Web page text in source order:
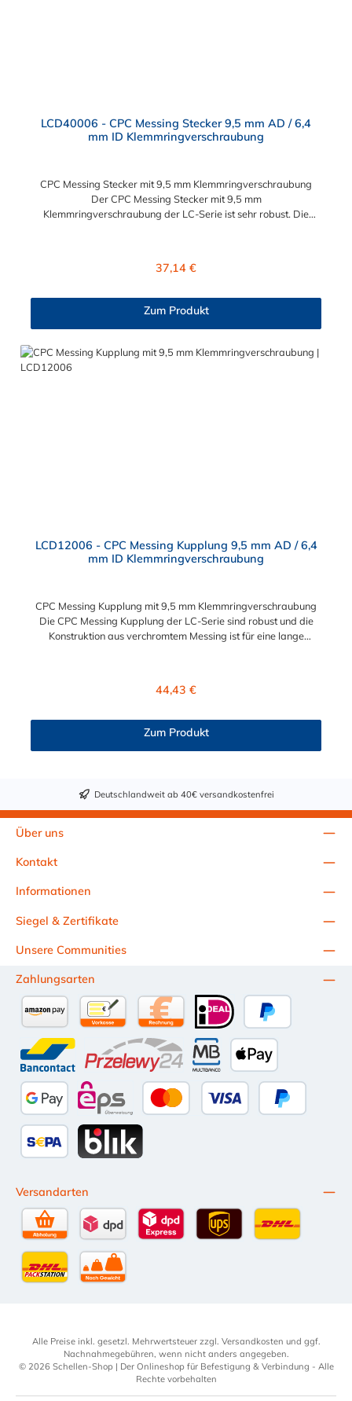
LCD40006 - CPC Messing Stecker 9,5 mm AD / 6,4
mm ID Klemmringverschraubung
CPC Messing Stecker mit 9,5 mm Klemmringverschraubung
Der CPC Messing Stecker mit 9,5 mm
Klemmringverschraubung der LC-Serie ist sehr robust. Die
ausgelegt ist. Der CPC Stecker ermöglicht ein bequemes
Stecker mit 9,5 mm Klemmringverschraubung für eine
Schlauchkupplung hat ein Absperrventil. Die CPC Serie bietet
hohe Flexibilität mit zahlreichen Konfigurationen und
Anschlussvarianten und ist sowohl mit den Acetal-Kupplungen
der PLC-Serie kombinierbar als auch mit den Polypropylen-
Regulärer Preis:
37,14 €
Zum Produkt
LCD12006 - CPC Messing Kupplung 9,5 mm AD / 6,4
mm ID Klemmringverschraubung
CPC Messing Kupplung mit 9,5 mm Klemmringverschraubung
Die CPC Messing Kupplung der LC-Serie sind robust und die
Konstruktion aus verchromtem Messing ist für eine lange
Klemmringverschraubung ermöglicht ein bequemes Verbinden
mit zahlreichen Konfigurationen und Anschlussvarianten und ist
sowohl mit den Acetal-Kupplungen der PLC-Serie kombinierbar
als auch mit den Polypropylen-Kupplungen der PLC12-Serie.
Regulärer Preis:
44,43 €
Zum Produkt
Deutschlandweit ab 40€ versandkostenfrei
Über uns
Kontakt
Informationen
Unsere Communities
Siegel & Zertifikate
Zahlungsarten
PayPal
Kauf auf Rechnung (10 Tage Netto)
iDEAL
Bancontact Przelewy24 Multibanco Apple Pay
Google Pay eps
Amazon Pay Vorkasse per Überweisung
Versandarten
DPD Standardversand
Selbstabholung
Alle Preise inkl. gesetzl. Mehrwertsteuer zzgl. Versandkosten und ggf.
Nachnahmegebühren, wenn nicht anders angegeben.
© 2026 Schellen-Shop | Der Onlineshop für Befestigung & Verbindung - Alle
Rechte vorbehalten